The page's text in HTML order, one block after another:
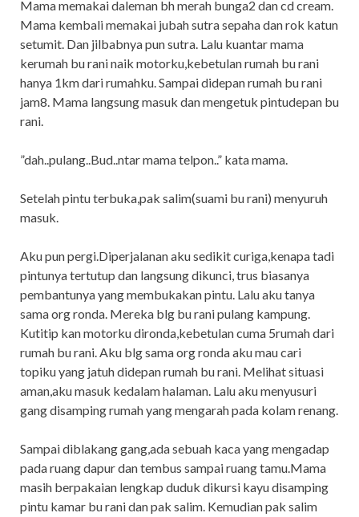
Mama memakai daleman bh merah bunga2 dan cd cream.
Mama kembali memakai jubah sutra sepaha dan rok katun
setumit. Dan jilbabnya pun sutra. Lalu kuantar mama
kerumah bu rani naik motorku,kebetulan rumah bu rani
hanya 1km dari rumahku. Sampai didepan rumah bu rani
jam8. Mama langsung masuk dan mengetuk pintudepan bu
rani.
”dah..pulang..Bud..ntar mama telpon..” kata mama.
Setelah pintu terbuka,pak salim(suami bu rani) menyuruh
masuk.
Aku pun pergi.Diperjalanan aku sedikit curiga,kenapa tadi
pintunya tertutup dan langsung dikunci, trus biasanya
pembantunya yang membukakan pintu. Lalu aku tanya
sama org ronda. Mereka blg bu rani pulang kampung.
Kutitip kan motorku dironda,kebetulan cuma 5rumah dari
rumah bu rani. Aku blg sama org ronda aku mau cari
topiku yang jatuh didepan rumah bu rani. Melihat situasi
aman,aku masuk kedalam halaman. Lalu aku menyusuri
gang disamping rumah yang mengarah pada kolam renang.
Sampai diblakang gang,ada sebuah kaca yang mengadap
pada ruang dapur dan tembus sampai ruang tamu.Mama
masih berpakaian lengkap duduk dikursi kayu disamping
pintu kamar bu rani dan pak salim. Kemudian pak salim